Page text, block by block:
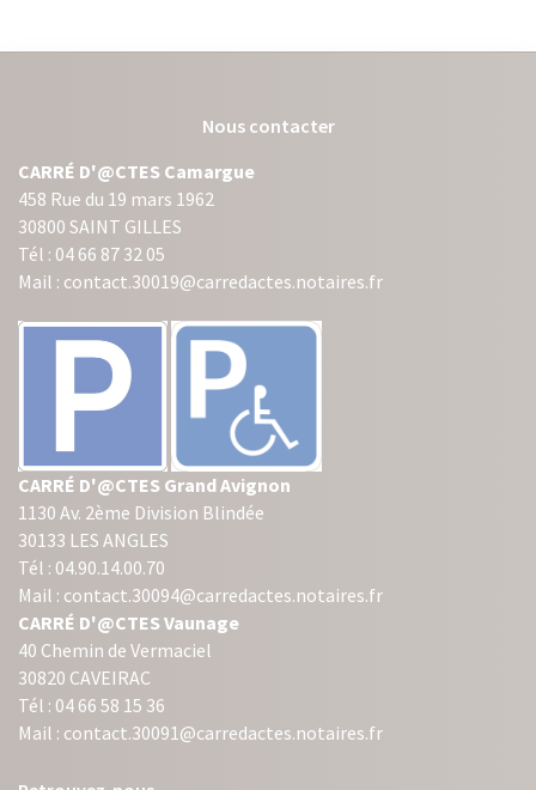
Nous contacter
CARRÉ D'@CTES Camargue
458 Rue du 19 mars 1962
30800 SAINT GILLES
Tél : 04 66 87 32 05
Mail : contact.30019@carredactes.notaires.fr
CARRÉ D'@CTES Grand Avignon
1130 Av. 2ème Division Blindée
30133 LES ANGLES
Tél : 04.90.14.00.70
Mail : contact.30094@carredactes.notaires.fr
CARRÉ D'@CTES Vaunage
40 Chemin de Vermaciel
30820 CAVEIRAC
Tél : 04 66 58 15 36
Mail : contact.30091@carredactes.notaires.fr